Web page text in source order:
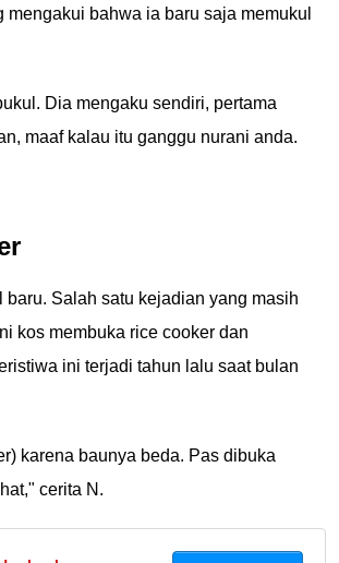
bahwa ia baru saja memukul
Dia mengaku sendiri, pertama
maaf kalau itu ganggu nurani anda.
Salah satu kejadian yang masih
kos membuka rice cooker dan
ini terjadi tahun lalu saat bulan
karena baunya beda. Pas dibuka
cerita N.